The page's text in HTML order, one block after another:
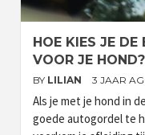
HOE KIES JE DE
VOOR JE HOND?
BY LILIAN 3 JAAR
Als je met je hond in
goede autogordel te